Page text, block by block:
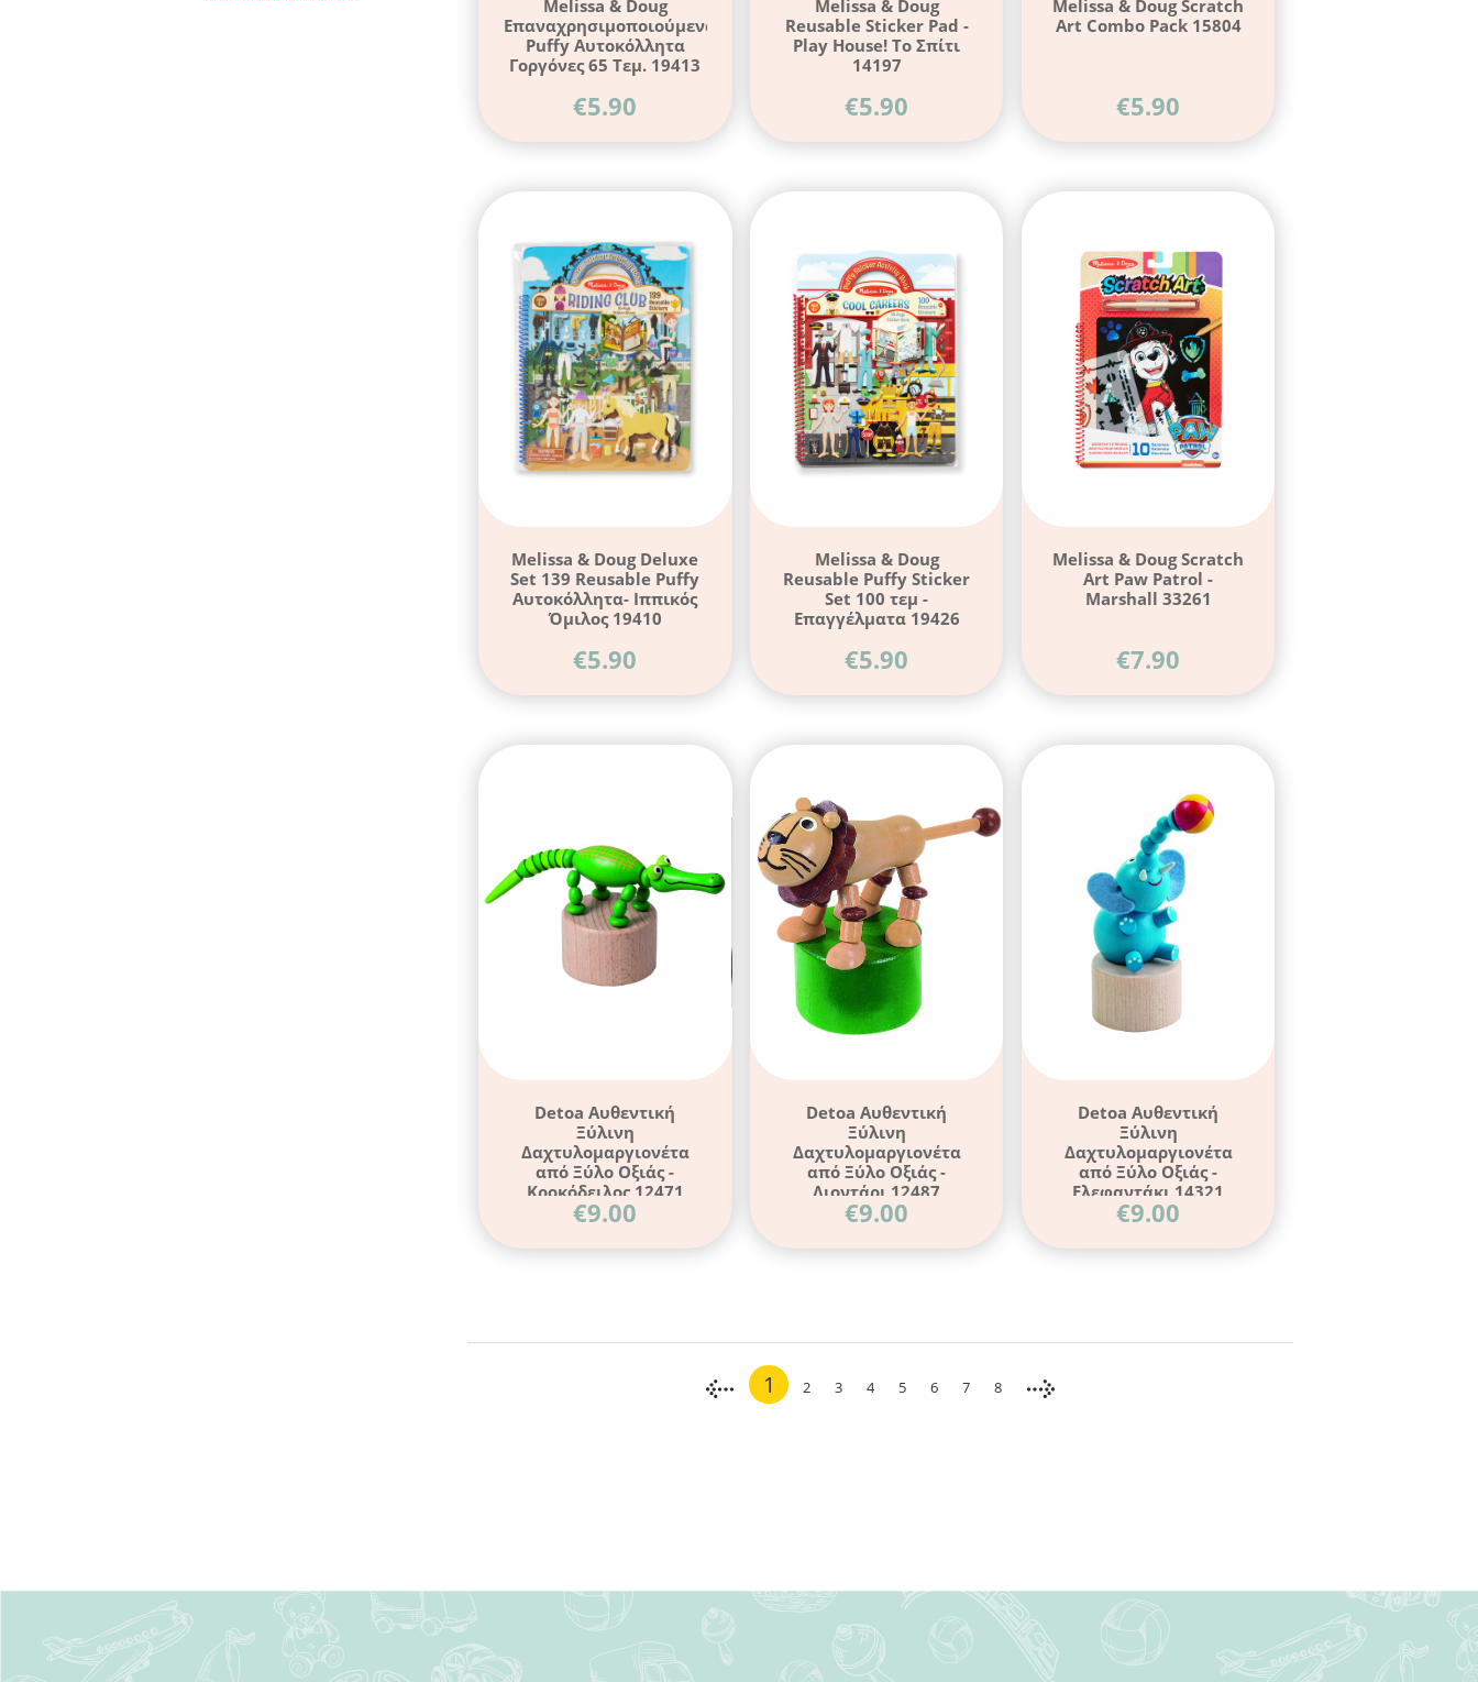
Melissa & Doug
Επαναχρησιμοποιούμενα
Puffy Αυτοκόλλητα
Γοργόνες 65 Τεμ. 19413
€5.90
Melissa & Doug
Reusable Sticker Pad -
Play House! Το Σπίτι
14197
€5.90
Melissa & Doug Scratch
Art Combo Pack 15804
€5.90
Melissa & Doug Deluxe
Set 139 Reusable Puffy
Αυτοκόλλητα- Ιππικός
Όμιλος 19410
€5.90
Melissa & Doug
Reusable Puffy Sticker
Set 100 τεμ -
Επαγγέλματα 19426
€5.90
Melissa & Doug Scratch
Art Paw Patrol -
Marshall 33261
€7.90
Detoa Αυθεντική
Ξύλινη
Δαχτυλομαργιονέτα
από Ξύλο Οξιάς -
Κροκόδειλος 12471
€9.00
Detoa Αυθεντική
Ξύλινη
Δαχτυλομαργιονέτα
από Ξύλο Οξιάς -
Λιοντάρι 12487
€9.00
Detoa Αυθεντική
Ξύλινη
Δαχτυλομαργιονέτα
από Ξύλο Οξιάς -
Ελεφαντάκι 14321
€9.00
1 2 3 4 5 6 7 8